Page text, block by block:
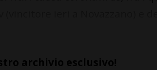
archivio esclusivo!